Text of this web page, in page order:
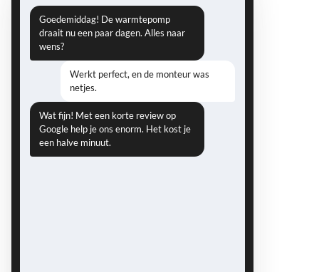
Goedemiddag! De warmtepomp
draait nu een paar dagen. Alles naar
wens?
Werkt perfect, en de monteur was
netjes.
Wat fijn! Met een korte review op
Google help je ons enorm. Het kost je
een halve minuut.